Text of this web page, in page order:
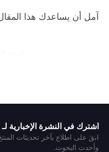
آمل أن يساعدك هذا
اشترك في النشرة الإخبارية لـ Logto
ابقَ على اطلاع بآخر تحديثات
وأحدث البحوث.